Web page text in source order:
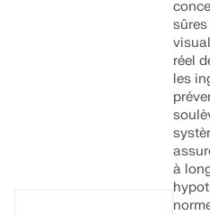
réel
les
à